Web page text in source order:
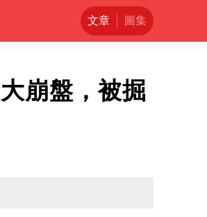
文章 圖集
崩盤，被掘